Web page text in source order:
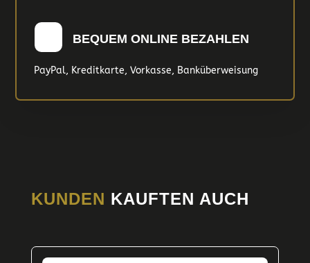
BEQUEM ONLINE BEZAHLEN
PayPal, Kreditkarte, Vorkasse, Banküberweisung
KUNDEN KAUFTEN AUCH